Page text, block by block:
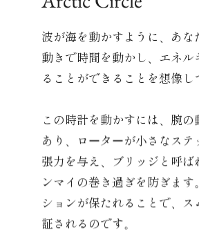
波が海を動かすように、あな
動きで時間を動かし、エネル
ることができることを想像し
この時計を動かすには、腕
あり、ローターが小さなステ
張力を与え、ブリッジと呼
ンマイの巻き過ぎを防ぎま
ションが保たれることで、
証されるのです。